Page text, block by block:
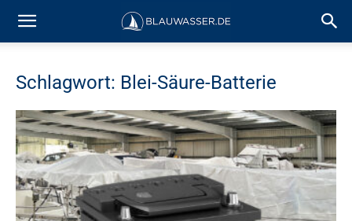
Schlagwort: Blei-Säure-Batterie